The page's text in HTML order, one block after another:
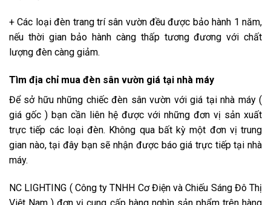
+ Các loại đèn trang trí sân vườn đều được bảo hành 1 năm,
nếu thời gian bảo hành càng thấp tương đương với chất
lượng đèn càng giảm.
Tìm địa chỉ mua đèn sân vườn giá tại nhà máy
Để sở hữu những chiếc đèn sân vườn với giá tại nhà máy (
giá gốc ) bạn cần liên hệ được với những đơn vị sản xuất
trực tiếp các loại đèn. Không qua bất kỳ một đơn vị trung
gian nào, tại đây bạn sẽ nhận được báo giá trực tiếp tại nhà
máy.
NC LIGHTING ( Công ty TNHH Cơ Điện và Chiếu Sáng Đô Thị